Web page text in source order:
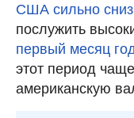
США сильно
послужить
первый месяц
этот период
американскую